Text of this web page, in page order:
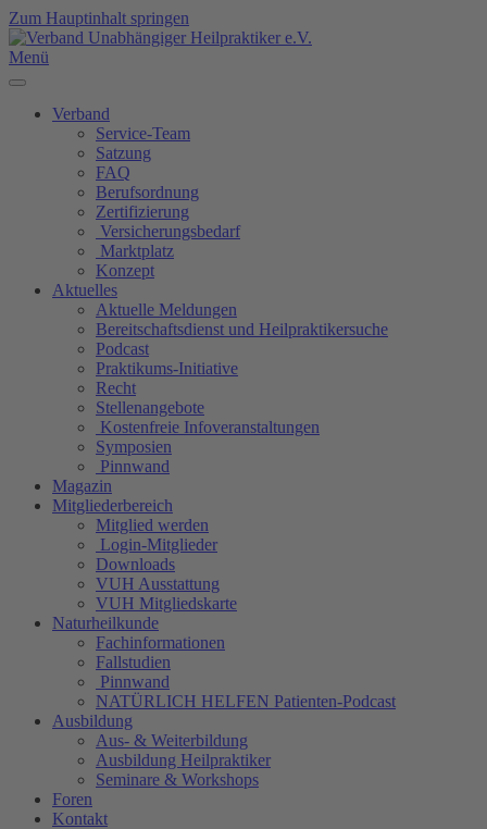
Zum Hauptinhalt springen
Menü
Verband
Service-Team
Satzung
FAQ
Berufsordnung
Zertifizierung
Versicherungsbedarf
Marktplatz
Konzept
Aktuelles
Aktuelle Meldungen
Bereitschaftsdienst und Heilpraktikersuche
Podcast
Praktikums-Initiative
Recht
Stellenangebote
Kostenfreie Infoveranstaltungen
Symposien
Pinnwand
Magazin
Mitgliederbereich
Mitglied werden
Login-Mitglieder
Downloads
VUH Ausstattung
VUH Mitgliedskarte
Naturheilkunde
Fachinformationen
Fallstudien
Pinnwand
NATÜRLICH HELFEN Patienten-Podcast
Ausbildung
Aus- & Weiterbildung
Ausbildung Heilpraktiker
Seminare & Workshops
Foren
Kontakt